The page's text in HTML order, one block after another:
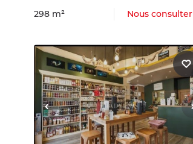
298 m² Nous consulter